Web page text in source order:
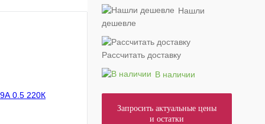
Нашли
дешевле
Рассчитать доставку
В наличии
Запросить актуальные цены
и остатки